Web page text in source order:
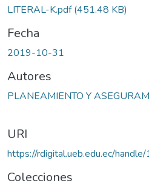
LITERAL-K.pdf(451.48 KB)
Fecha
2019-10-31
Autores
PLANEAMIENTO Y
URI
https://rdigital.ueb.edu.ec/
Colecciones